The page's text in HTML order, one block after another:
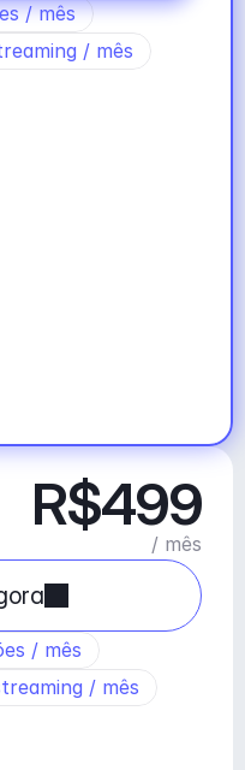
/ mês
/ mês
R$499
/ mês
/ mês
/ mês